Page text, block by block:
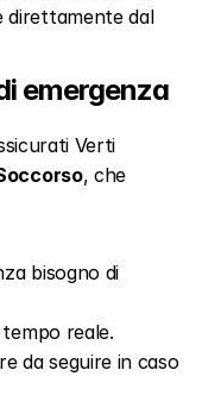
dal
emergenza
, che
bisogno di
reale.
da seguire in caso